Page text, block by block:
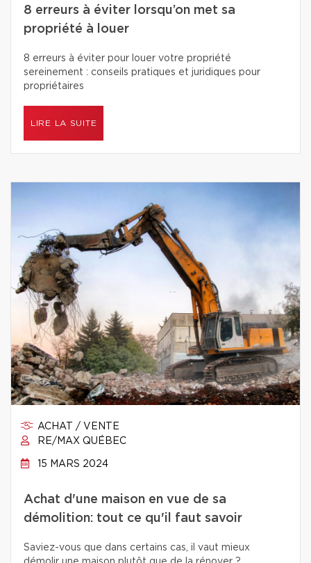
8 erreurs à éviter lorsqu’on met sa
propriété à louer
8 erreurs à éviter pour louer votre propriété
sereinement : conseils pratiques et juridiques pour
propriétaires
LIRE LA SUITE
ACHAT / VENTE
RE/MAX QUÉBEC
15 MARS 2024
Achat d'une maison en vue de sa
démolition: tout ce qu'il faut savoir
Saviez-vous que dans certains cas, il vaut mieux